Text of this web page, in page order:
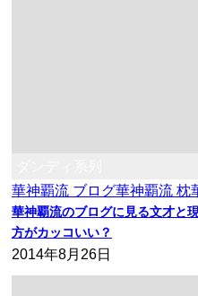
華神覇流 ブログ華神覇流 枕
華神覇流のブログに見る文才と
方がカッコいい？
2014年8月26日